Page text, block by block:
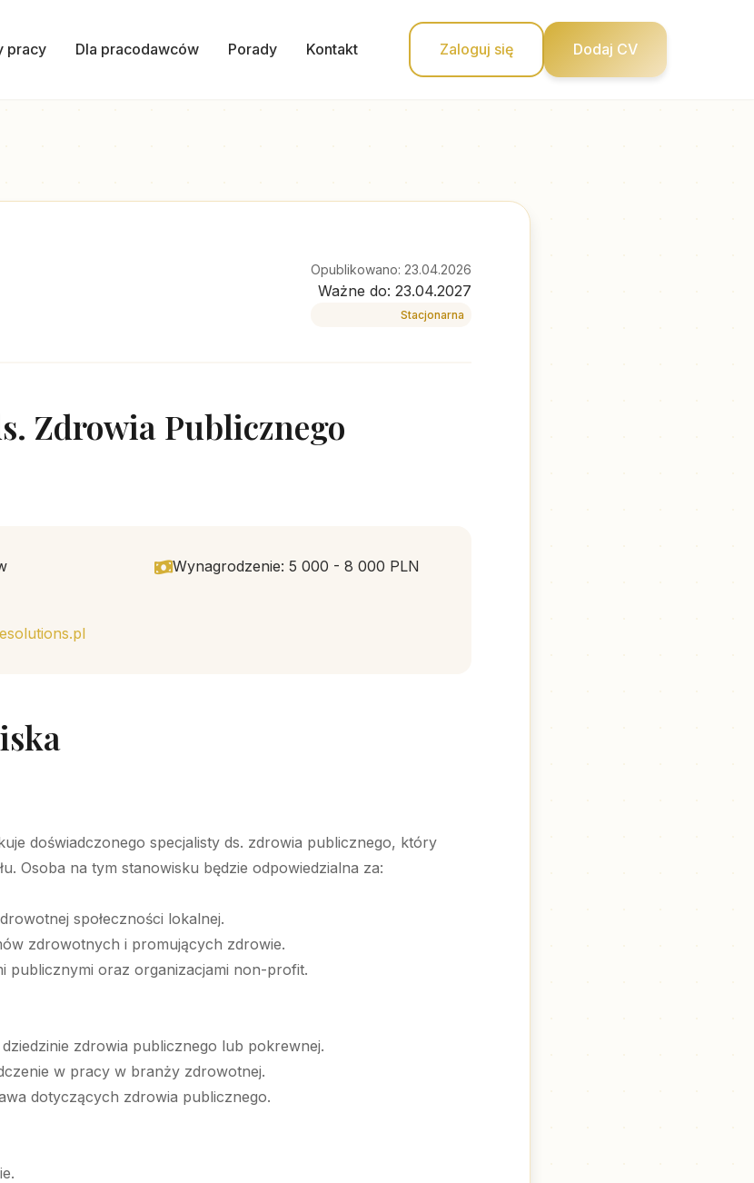
pracy Dla pracodawców Porady Kontakt Zaloguj się Dodaj CV
Opublikowano: 23.04.2026
Ważne do: 23.04.2027
Stacjonarna
Zdrowia Publicznego
Wynagrodzenie: 5 000 - 8 000 PLN
doświadczonego specjalisty ds. zdrowia publicznego, który
Osoba na tym stanowisku będzie odpowiedzialna za:
społeczności lokalnej.
zdrowotnych i promujących zdrowie.
publicznymi oraz organizacjami non-profit.
zdrowia publicznego lub pokrewnej.
w pracy w branży zdrowotnej.
dotyczących zdrowia publicznego.